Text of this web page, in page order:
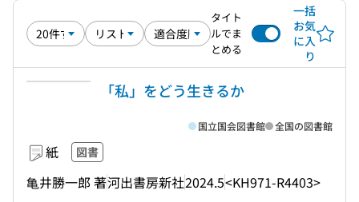
タイト
ルでま
とめる
一括
お気
に入
り
「私」をどう生きるか
紙 図書
亀井勝一郎 著河出書房新社2024.5<KH971-R4403>
国立国会図書館 全国の図書館